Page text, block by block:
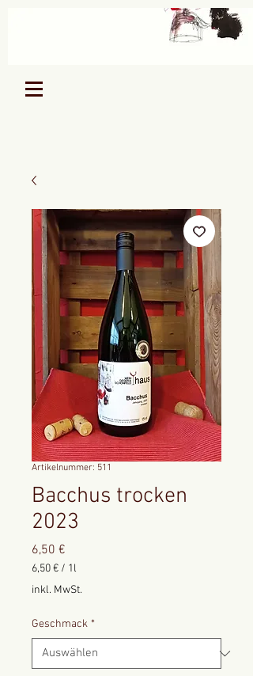
Artikelnummer: 511
Bacchus trocken
2023
6,50 €
6,50 € / 1l
6,50 €
Liter
inkl. MwSt.
Geschmack *